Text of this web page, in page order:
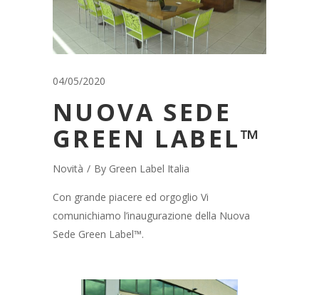
04/05/2020
NUOVA SEDE
GREEN LABEL™
Novità By Green Label Italia
Con grande piacere ed orgoglio Vi
comunichiamo l’inaugurazione della Nuova
Sede Green Label™.